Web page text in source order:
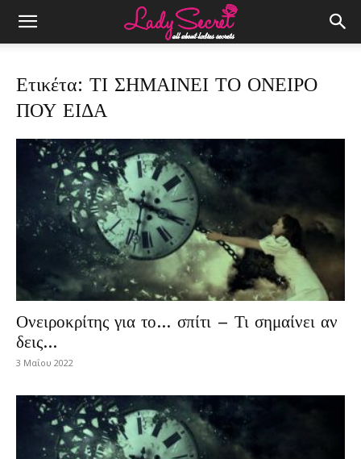
Ετικέτα: ΤΙ ΣΗΜΑΙΝΕΙ ΤΟ ΟΝΕΙΡΟ
ΠΟΥ ΕΙΔΑ
Ονειροκρίτης για το… σπίτι – Τι σημαίνει αν
δεις…
3 Μαΐου 2022